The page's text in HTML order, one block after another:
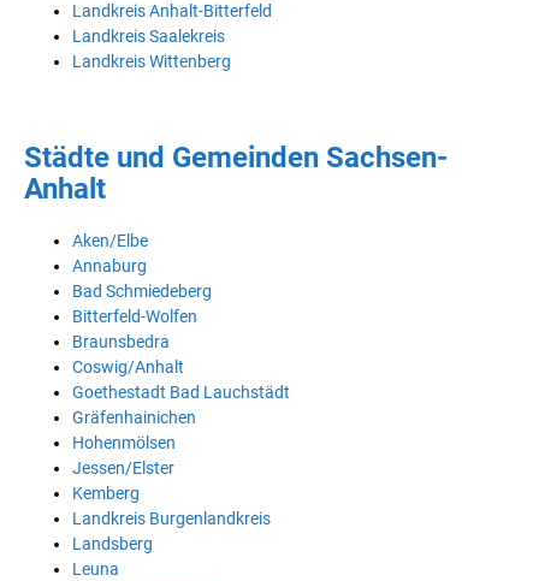
Landkreis Anhalt-Bitterfeld
Landkreis Saalekreis
Landkreis Wittenberg
Städte und Gemeinden Sachsen-
Anhalt
Aken/Elbe
Annaburg
Bad Schmiedeberg
Bitterfeld-Wolfen
Braunsbedra
Coswig/Anhalt
Goethestadt Bad Lauchstädt
Gräfenhainichen
Hohenmölsen
Jessen/Elster
Kemberg
Landkreis Burgenlandkreis
Landsberg
Leuna